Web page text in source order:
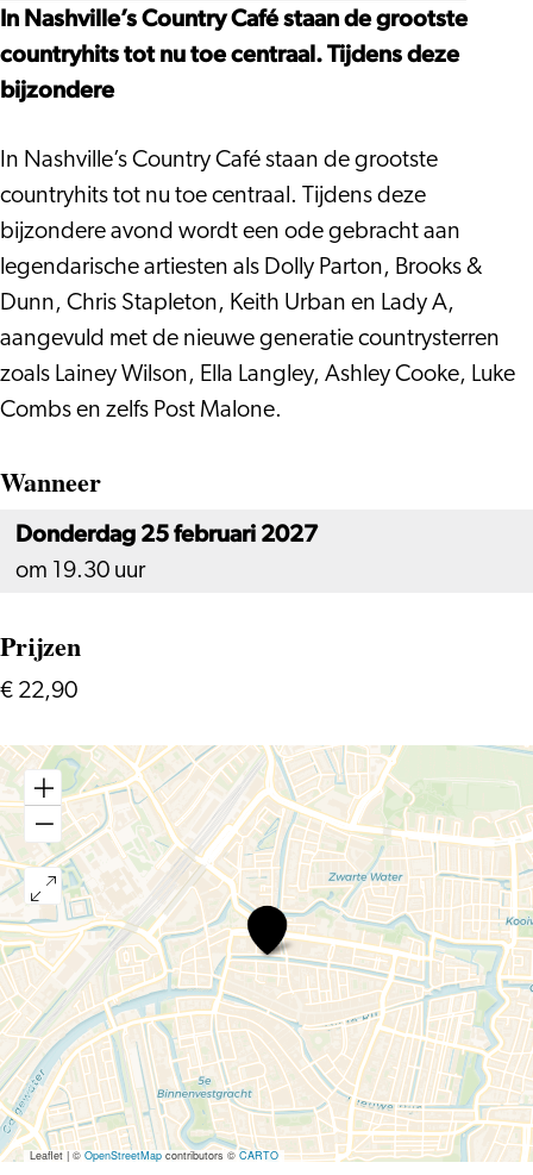
Café
In Nashville’s Country Café staan de grootste
countryhits tot nu toe centraal. Tijdens deze
bijzondere
In Nashville’s Country Café staan de grootste
countryhits tot nu toe centraal. Tijdens deze
bijzondere avond wordt een ode gebracht aan
legendarische artiesten als Dolly Parton, Brooks &
Dunn, Chris Stapleton, Keith Urban en Lady A,
aangevuld met de nieuwe generatie countrysterren
zoals Lainey Wilson, Ella Langley, Ashley Cooke, Luke
Combs en zelfs Post Malone.
Wanneer
Donderdag 25 februari 2027
om 19.30 uur
Prijzen
€ 22,90
Nashville's
Country
Café
Leaflet| ©OpenStreetMapcontributors ©CARTO